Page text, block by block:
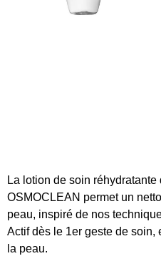
La lotion de soin
OSMOCLEAN permet un
peau, inspiré de nos
Actif dès le 1er geste de
la peau.